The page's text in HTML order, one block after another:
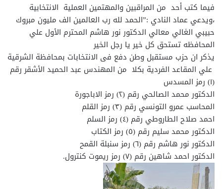
فيما كتب أحد من المراقبين والمهتمين العملية الانتخابية
،ويدعي عماد النادي :”الحمد لله رب العالمين الف مليون مبروك
حبيبي الغالي معالي الدكتور نور هاشم المحترم الأول علي
المحافظه تستحق كل خير يا رجل الخير
يذكر ان حزب مستقبل وطن دفع فى الانتخابات بمحافظة الشرقية
علي المقاعد الفردية بكلا من المهندس عبد الحميد الأشقر رقم
(١) رمز المسدس
الدكتور محمد الصالحي رقم (٢) رمز الاباجورة
المحاسب عمرو التونسي رقم (٣) رمز القلم
احمد صلاح الطاروطي رقم (٤) رمز السلم
الدكتور محمد سليم رقم (٥) رمز الكتاب
الدكتور نور هاشم رقم (٦) رمز سنبلة القمح
الدكتور احمد شاهين رقم (٧) رمز ريموت كنترول.